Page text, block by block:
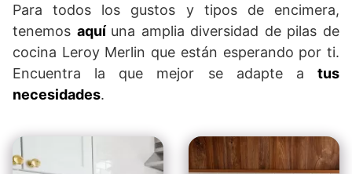
Para todos los gustos y tipos de encimera,
tenemos aquí una amplia diversidad de pilas de
cocina Leroy Merlin que están esperando por ti.
Encuentra la que mejor se adapte a tus
necesidades.